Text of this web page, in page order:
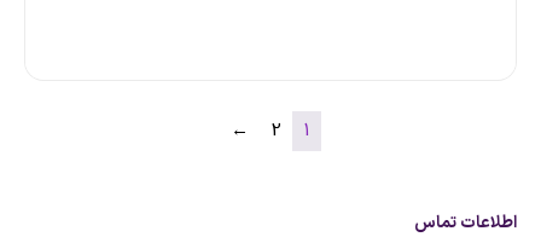
1
2
←
اطلاعات تماس